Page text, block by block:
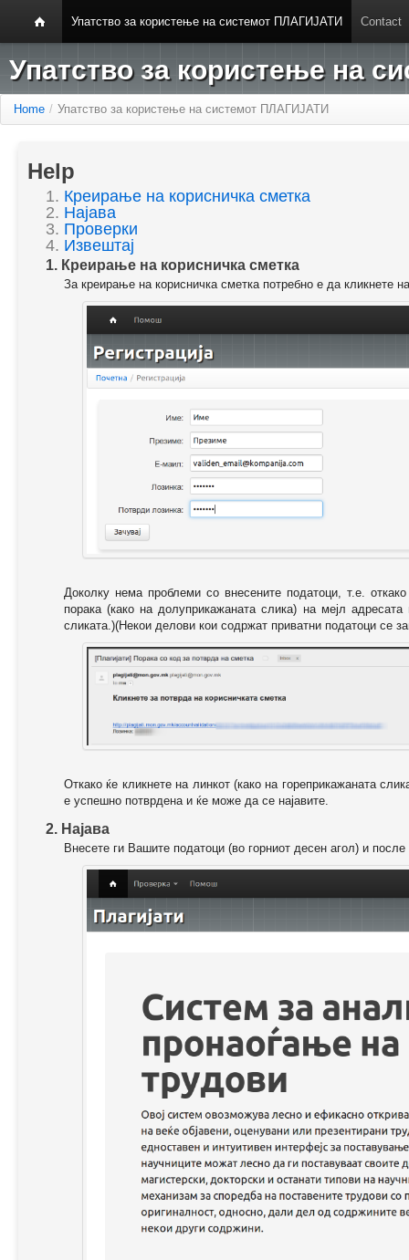
Упатство за користење на системот ПЛАГИЈАТИ Contact
Упатство за користење на
Home / Упатство за користење на системот ПЛАГИЈАТИ
Help
1. Креирање на корисничка сметка
2. Најава
3. Проверки
4. Извештај
1. Креирање на корисничка сметка
За креирање на корисничка сметка потребно е да кликнете
Доколку нема проблеми со внесените податоци, т.е.
порака (како на долуприкажаната слика) на мејл
сликата.)(Некои делови кои содржат приватни податоци се
Откако ќе кликнете на линкот (како на гореприкажаната
е успешно потврдена и ќе може да се најавите.
2. Најава
Внесете ги Вашите податоци (во горниот десен агол) и